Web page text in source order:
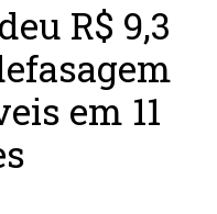
R$ 9,3
em 11